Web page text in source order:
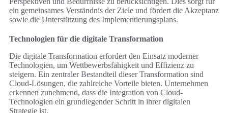
ein gemeinsames Verständnis der Ziele und fördert die Akzeptanz
sowie die Unterstützung des Implementierungsplans.
Technologien für die digitale Transformation
Die digitale Transformation erfordert den Einsatz moderner
Technologien, um Wettbewerbsfähigkeit und Effizienz zu
steigern. Ein zentraler Bestandteil dieser Transformation sind
Cloud-Lösungen, die zahlreiche Vorteile bieten. Unternehmen
erkennen zunehmend, dass die Integration von Cloud-
Technologien ein grundlegender Schritt in ihrer digitalen
Strategie ist.